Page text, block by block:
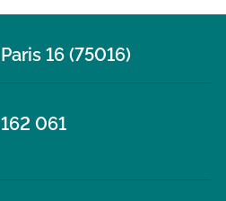
Paris 16 (75016)
162 061